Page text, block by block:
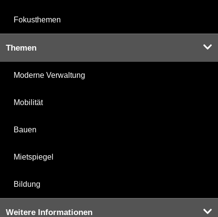
Fokusthemen
Themen
Moderne Verwaltung
Mobilität
Bauen
Mietspiegel
Bildung
Weitere Informationen